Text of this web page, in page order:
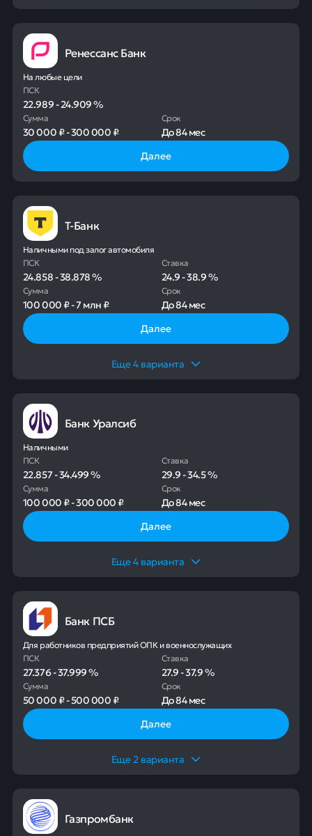
Ренессанс Банк
На любые цели
ПСК
22.989-24.909%
Сумма
30 000 ₽-300 000 ₽
Срок
До84 мес
Далее
Т-Банк
Наличными под залог автомобиля
ПСК
24.858-38.878%
Ставка
24.9-38.9%
Сумма
100 000 ₽-7 млн ₽
Срок
До84 мес
Далее
Еще4 варианта
Банк Уралсиб
Наличными
ПСК
22.857-34.499%
Ставка
29.9-34.5%
Сумма
100 000 ₽-300 000 ₽
Срок
До84 мес
Далее
Еще4 варианта
Банк ПСБ
Для работников предприятий ОПК и военнослужащих
ПСК
27.376-37.999%
Ставка
27.9-37.9%
Сумма
50 000 ₽-500 000 ₽
Срок
До84 мес
Далее
Еще2 варианта
Газпромбанк